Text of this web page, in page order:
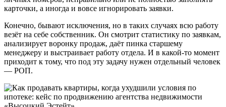
карточки, а иногда и вовсе игнорировать заявки.
Конечно, бывают исключения, но в таких случаях всю работу
везёт на себе собственник. Он смотрит статистику по заявкам,
анализирует воронку продаж, даёт пинка старшему
менеджеру и выстраивает работу отдела. И в какой-то момент
приходит к тому, что под эту задачу нужен отдельный человек
— РОП.